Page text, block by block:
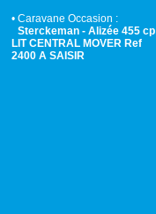
• Caravane Occasion :
Sterckeman - Alizée 455 cp
LIT CENTRAL MOVER Ref
2400 A SAISIR